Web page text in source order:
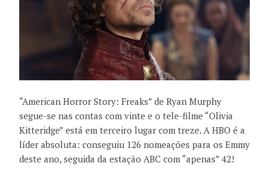
“American Horror Story: Freaks” de Ryan Murphy
segue-se nas contas com vinte e o tele-filme “Olivia
Kitteridge” está em terceiro lugar com treze. A HBO é a
líder absoluta: conseguiu 126 nomeações para os Emmy
deste ano, seguida da estação ABC com “apenas” 42!